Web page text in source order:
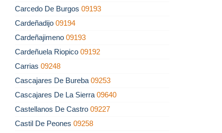
Carcedo De Burgos 09193
Cardeñadijo 09194
Cardeñajimeno 09193
Cardeñuela Riopico 09192
Carrias 09248
Cascajares De Bureba 09253
Cascajares De La Sierra 09640
Castellanos De Castro 09227
Castil De Peones 09258